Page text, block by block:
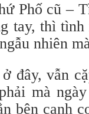
Phố cũ –
tay, thì
nhiên
đây, vẫn
mà
bên cạnh